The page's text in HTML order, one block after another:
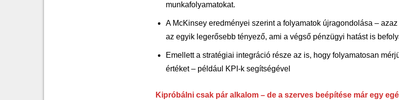
munkafolyamatokat.
A McKinsey eredményei szerint a folyamatok újragondolása –
az egyik legerősebb tényező, ami a végső pénzügyi hatást is
Emellett a stratégiai integráció része az is, hogy folyamatosan
értéket – például KPI-k segítségével
Kipróbálni csak pár alkalom – de a szerves beépítése már egy